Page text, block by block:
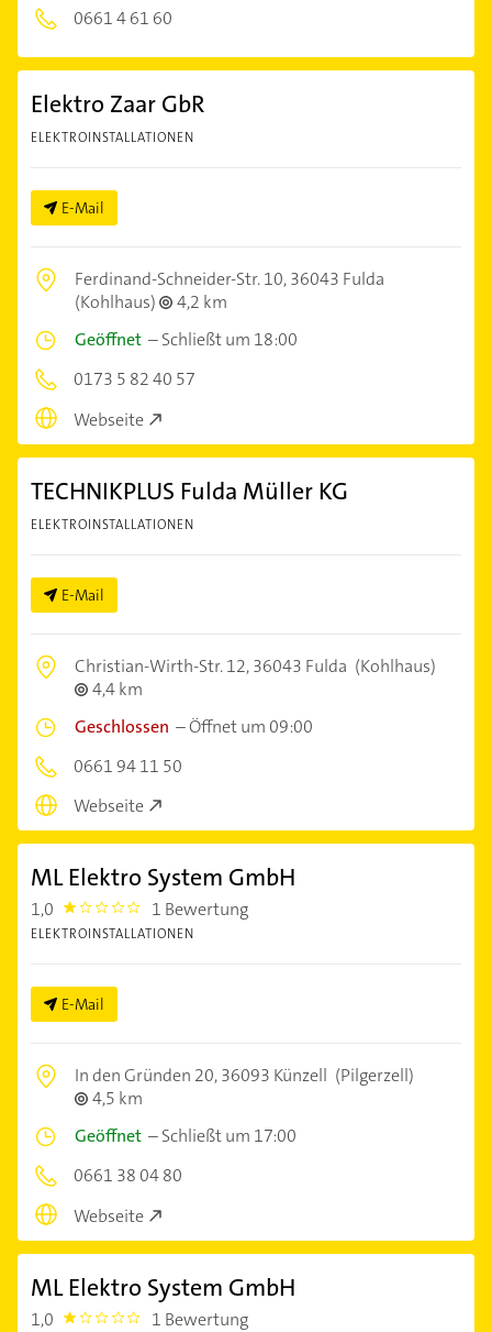
0661 4 61 60
Elektro Zaar GbR
ELEKTROINSTALLATIONEN
E-Mail
Ferdinand-Schneider-Str. 10,36043 Fulda
(Kohlhaus)
4,2 km
Geöffnet –Schließt um 18:00
0173 5 82 40 57
Webseite
TECHNIKPLUS Fulda Müller KG
ELEKTROINSTALLATIONEN
E-Mail
Christian-Wirth-Str. 12,36043 Fulda (Kohlhaus)
4,4 km
Geschlossen –Öffnet um 09:00
0661 94 11 50
Webseite
ML Elektro System GmbH
1,0 1.0 1 Bewertung
ELEKTROINSTALLATIONEN
E-Mail
In den Gründen 20,36093 Künzell (Pilgerzell)
4,5 km
Geöffnet –Schließt um 17:00
0661 38 04 80
Webseite
ML Elektro System GmbH
1,0 1.0 1 Bewertung